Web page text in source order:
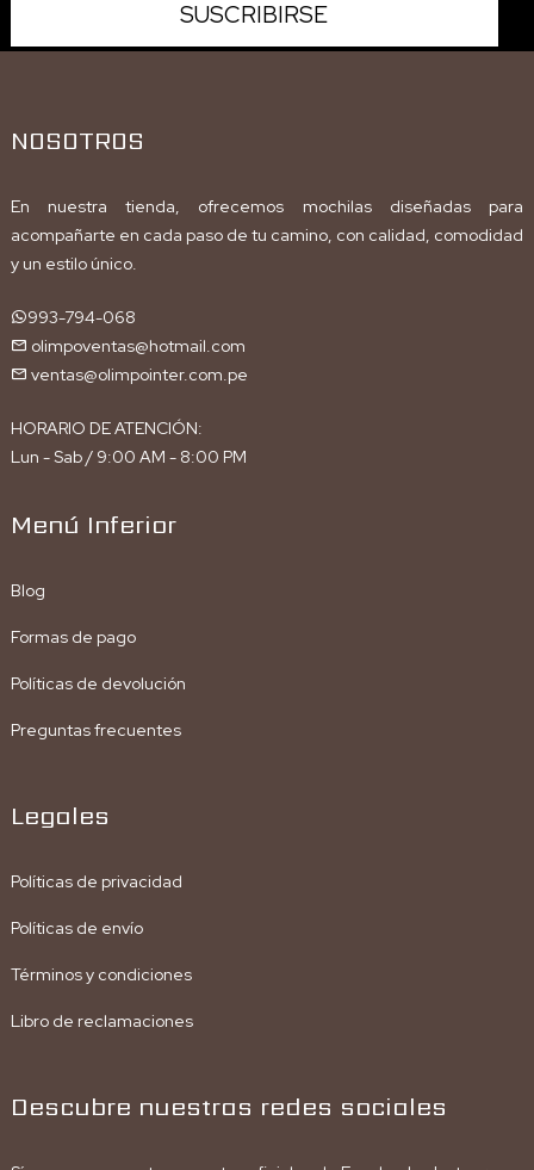
NOSOTROS
En nuestra tienda, ofrecemos mochilas diseñadas para
acompañarte en cada paso de tu camino, con calidad, comodidad
y un estilo único.
993-794-068
olimpoventas@hotmail.com
ventas@olimpointer.com.pe
HORARIO DE ATENCIÓN:
Lun - Sab / 9:00 AM - 8:00 PM
Menú Inferior
Blog
Formas de pago
Políticas de devolución
Preguntas frecuentes
Legales
Políticas de privacidad
Políticas de envío
Términos y condiciones
Libro de reclamaciones
Descubre nuestras redes sociales